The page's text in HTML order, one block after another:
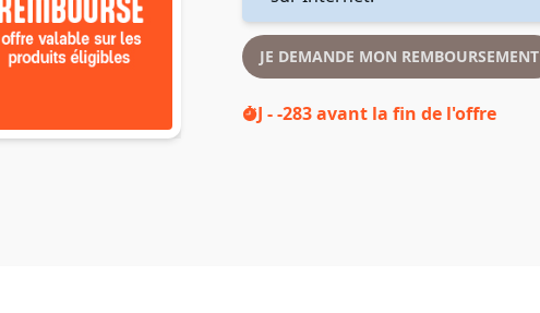
JE DEMANDE MON REMBOURSEMENT
J - -283avant la fin de l'offre